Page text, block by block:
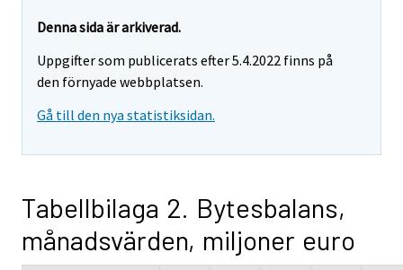
Denna sida är arkiverad.
Uppgifter som publicerats efter 5.4.2022 finns på
den förnyade webbplatsen.
Gå till den nya statistiksidan.
Tabellbilaga 2. Bytesbalans,
månadsvärden, miljoner euro